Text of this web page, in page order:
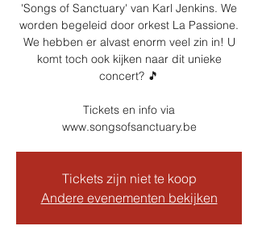
'Songs of Sanctuary' van Karl Jenkins. We
worden begeleid door orkest La Passione.
We hebben er alvast enorm veel zin in! U
komt toch ook kijken naar dit unieke
concert? 🎵
Tickets en info via
www.songsofsanctuary.be
Tickets zijn niet te koop
Andere evenementen bekijken